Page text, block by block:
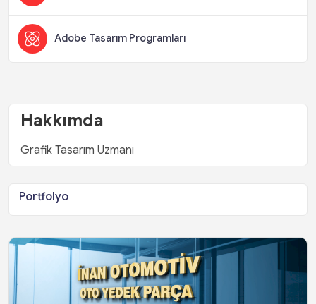
Adobe Tasarım Programları
Hakkımda
Grafik Tasarım Uzmanı
Portfolyo